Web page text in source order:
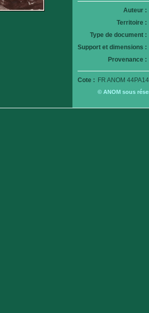
Auteur :
Territoire :
Type de document :
Support et dimensions :
Provenance :
Cote : FR ANOM
© ANOM sous